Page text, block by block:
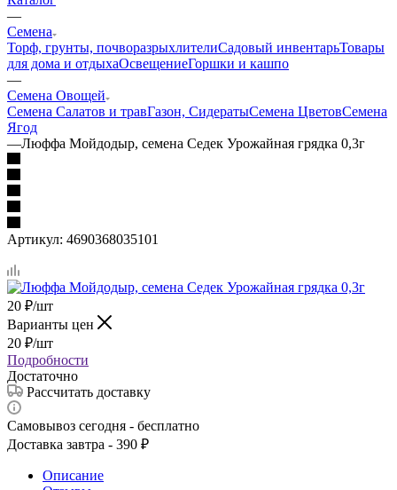
—
Семена
Торф, грунты, почворазрыхлителиСадовый инвентарьТовары
для дома и отдыхаОсвещениеГоршки и кашпо
—
Семена Овощей
Семена Салатов и травГазон, СидератыСемена ЦветовСемена
Ягод
—Люффа Мойдодыр, семена Седек Урожайная грядка 0,3г
Артикул: 4690368035101
20 ₽/шт
Варианты цен
20 ₽/шт
Подробности
Достаточно
Рассчитать доставку
Самовывоз сегодня - бесплатно
Доставка завтра - 390 ₽
Описание